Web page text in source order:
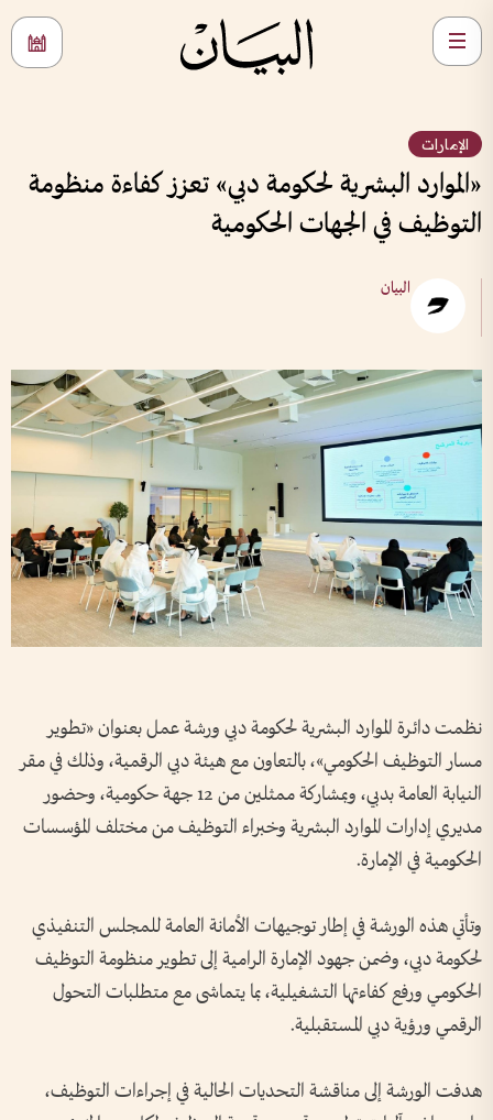
الإمارات
«الموارد البشرية لحكومة دبي» تعزز كفاءة منظومة
التوظيف في الجهات الحكومية
البيان
نظمت دائرة الموارد البشرية لحكومة دبي ورشة عمل بعنوان «تطوير
مسار التوظيف الحكومي»، بالتعاون مع هيئة دبي الرقمية، وذلك في مقر
النيابة العامة بدبي، وبمشاركة ممثلين من 12 جهة حكومية، وحضور
مديري إدارات الموارد البشرية وخبراء التوظيف من مختلف المؤسسات
الحكومية في الإمارة.
وتأتي هذه الورشة في إطار توجيهات الأمانة العامة للمجلس التنفيذي
لحكومة دبي، وضمن جهود الإمارة الرامية إلى تطوير منظومة التوظيف
الحكومي ورفع كفاءتها التشغيلية، بما يتماشى مع متطلبات التحول
الرقمي ورؤية دبي المستقبلية.
هدفت الورشة إلى مناقشة التحديات الحالية في إجراءات التوظيف،